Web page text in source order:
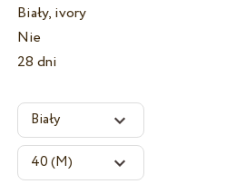
Biały, ivory
Nie
28 dni